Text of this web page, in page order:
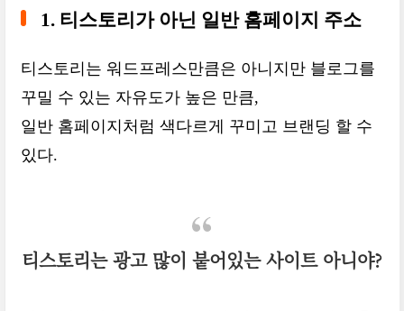
1. 티스토리가 아닌 일반 홈페이지 주소
티스토리는 워드프레스만큼은 아니지만 블로그를
꾸밀 수 있는 자유도가 높은 만큼,
일반 홈페이지처럼 색다르게 꾸미고 브랜딩 할 수
있다.
티스토리는 광고 많이 붙어있는 사이트 아니야?